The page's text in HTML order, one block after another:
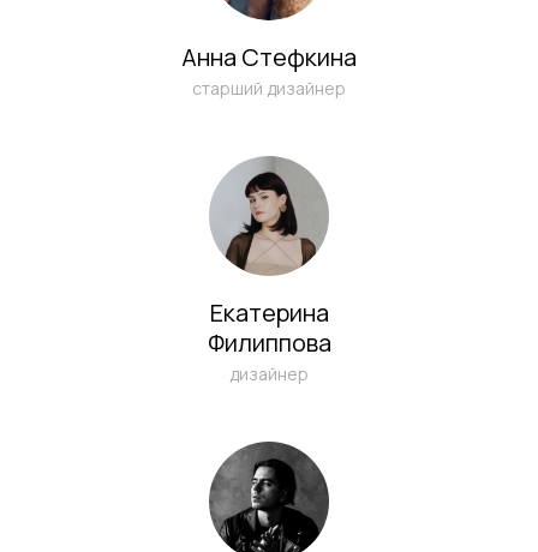
Анна Стефкина
старший дизайнер
Екатерина
Филиппова
дизайнер